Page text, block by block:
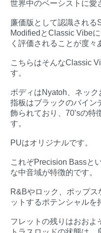
世界中のベーシストに愛
廉価版として認識され
ModifiedとClassic Vibe
く評価されることが度々
こちらはそんなClassic
す。
ボディはNyatoh、ネック
指板はブラックのバイン
飾られており、70’sの特
す。
PUはオリジナルです。
これぞPrecision Bassと
な中音域が特徴的です。
R&Bやロック、ポップス
ットするポテンシャルを
フレットの残りはおおよ